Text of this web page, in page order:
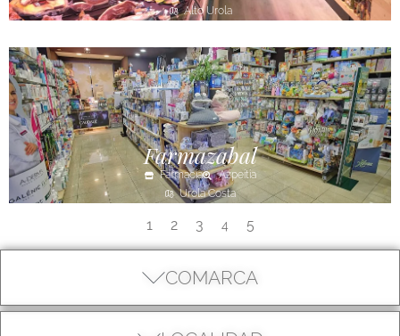
COMARCA
Alto Urola
Farmazabal
Farmacia
Azpeitia
Urola Costa
1 2 3 4 5